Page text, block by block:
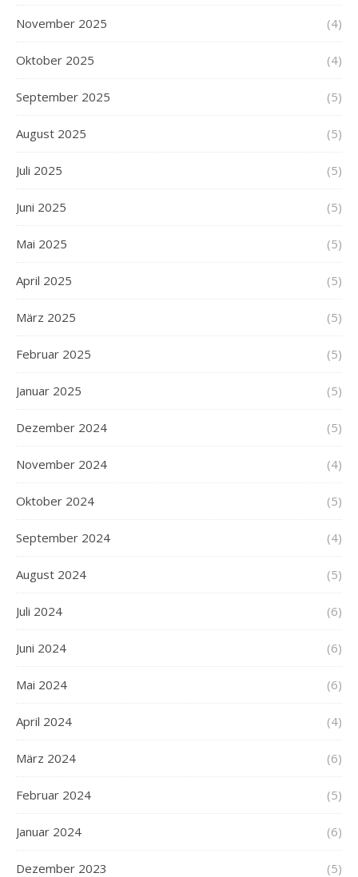
November 2025 (4)
Oktober 2025 (4)
September 2025 (5)
August 2025 (5)
Juli 2025 (5)
Juni 2025 (5)
Mai 2025 (5)
April 2025 (5)
März 2025 (5)
Februar 2025 (5)
Januar 2025 (5)
Dezember 2024 (5)
November 2024 (4)
Oktober 2024 (5)
September 2024 (4)
August 2024 (5)
Juli 2024 (6)
Juni 2024 (6)
Mai 2024 (6)
April 2024 (4)
März 2024 (6)
Februar 2024 (5)
Januar 2024 (6)
Dezember 2023 (5)